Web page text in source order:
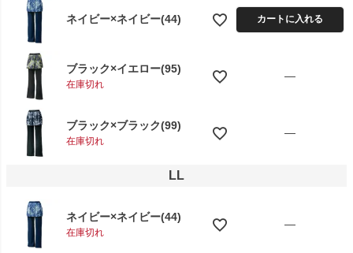
ネイビー×ネイビー(44) カートに入れる
ブラック×イエロー(95)
在庫切れ
—
ブラック×ブラック(99)
在庫切れ
—
LL
ネイビー×ネイビー(44)
在庫切れ
—